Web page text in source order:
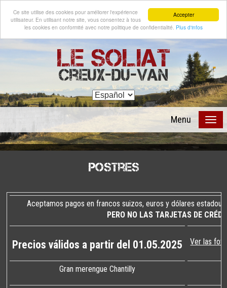
Accepter
Ce site utilise des cookies pour améliorer l'expérience
utilisateur. En utilisant notre site, vous consentez à tous
les cookies en conformité avec notre politique de confidentialité. Plus d'infos
Le Soliat
Creux-du-Van
Menu
Postres
Aceptamos pagos en francos suizos, euros y dólares
PERO NO LAS TARJETAS DE
Precios válidos a partir del 01.05.2025 Ver las
Gran merengue Chantilly